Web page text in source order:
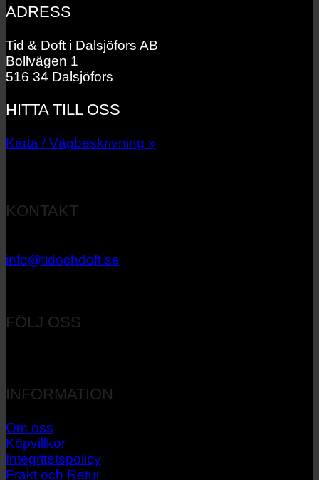
ADRESS
Tid & Doft i Dalsjöfors AB
Bollvägen 1
516 34 Dalsjöfors
HITTA TILL OSS
Karta / Vägbeskrivning »
KONTAKT
info@tidochdoft.se
FÖLJ OSS
INFORMATION
Om oss
Köpvillkor
Integritetspolicy
Frakt och Retur